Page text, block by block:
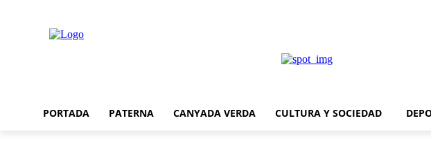
PORTADA PATERNA CANYADA VERDA CULTURA Y SOCIEDAD